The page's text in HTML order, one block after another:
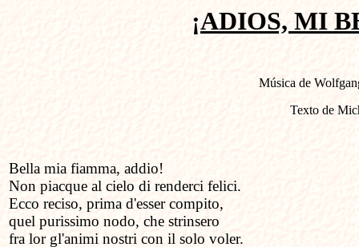
¡ADIOS, MI
Música de
Texto de
Bella mia fiamma, addio!
Non piacque al cielo di renderci felici.
Ecco reciso, prima d'esser compito,
quel purissimo nodo, che strinsero
fra lor gl'animi nostri con il solo voler.